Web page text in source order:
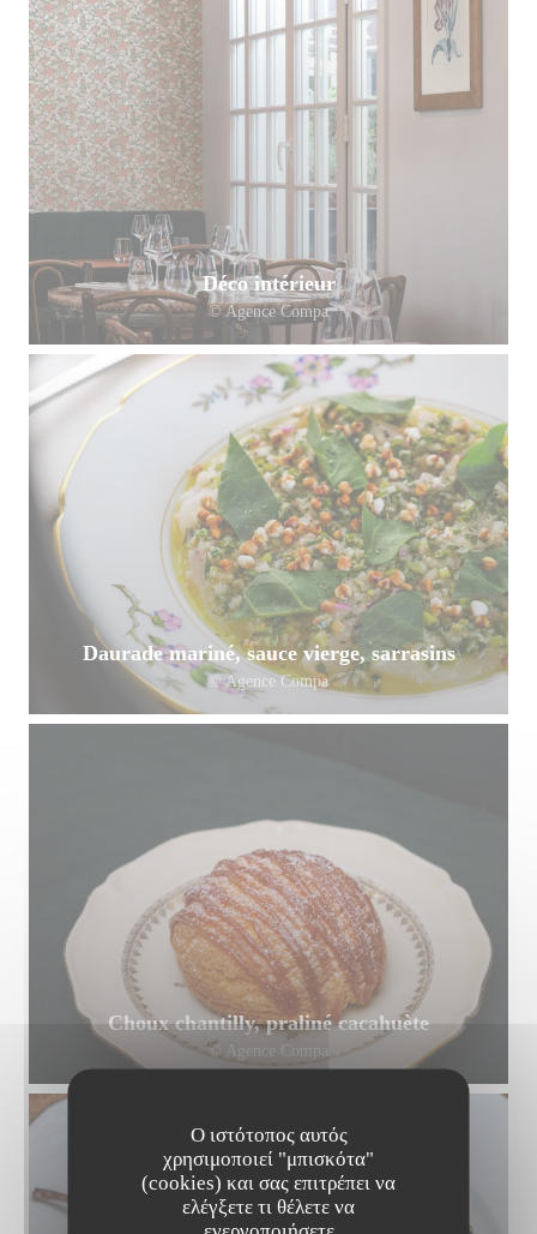
Ο ιστότοπος αυτός
χρησιμοποιεί "μπισκότα"
(cookies) και σας επιτρέπει να
ελέγξετε τι θέλετε να
Déco intérieur
© Agence Compa
Daurade mariné, sauce vierge, sarrasins
© Agence Compa
Choux chantilly, praliné cacahuète
© Agence Compa